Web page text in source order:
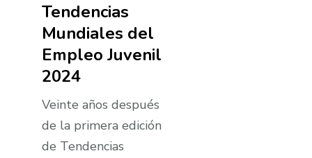
Tendencias
Mundiales del
Empleo Juvenil
2024
Veinte años después
de la primera edición
de Tendencias